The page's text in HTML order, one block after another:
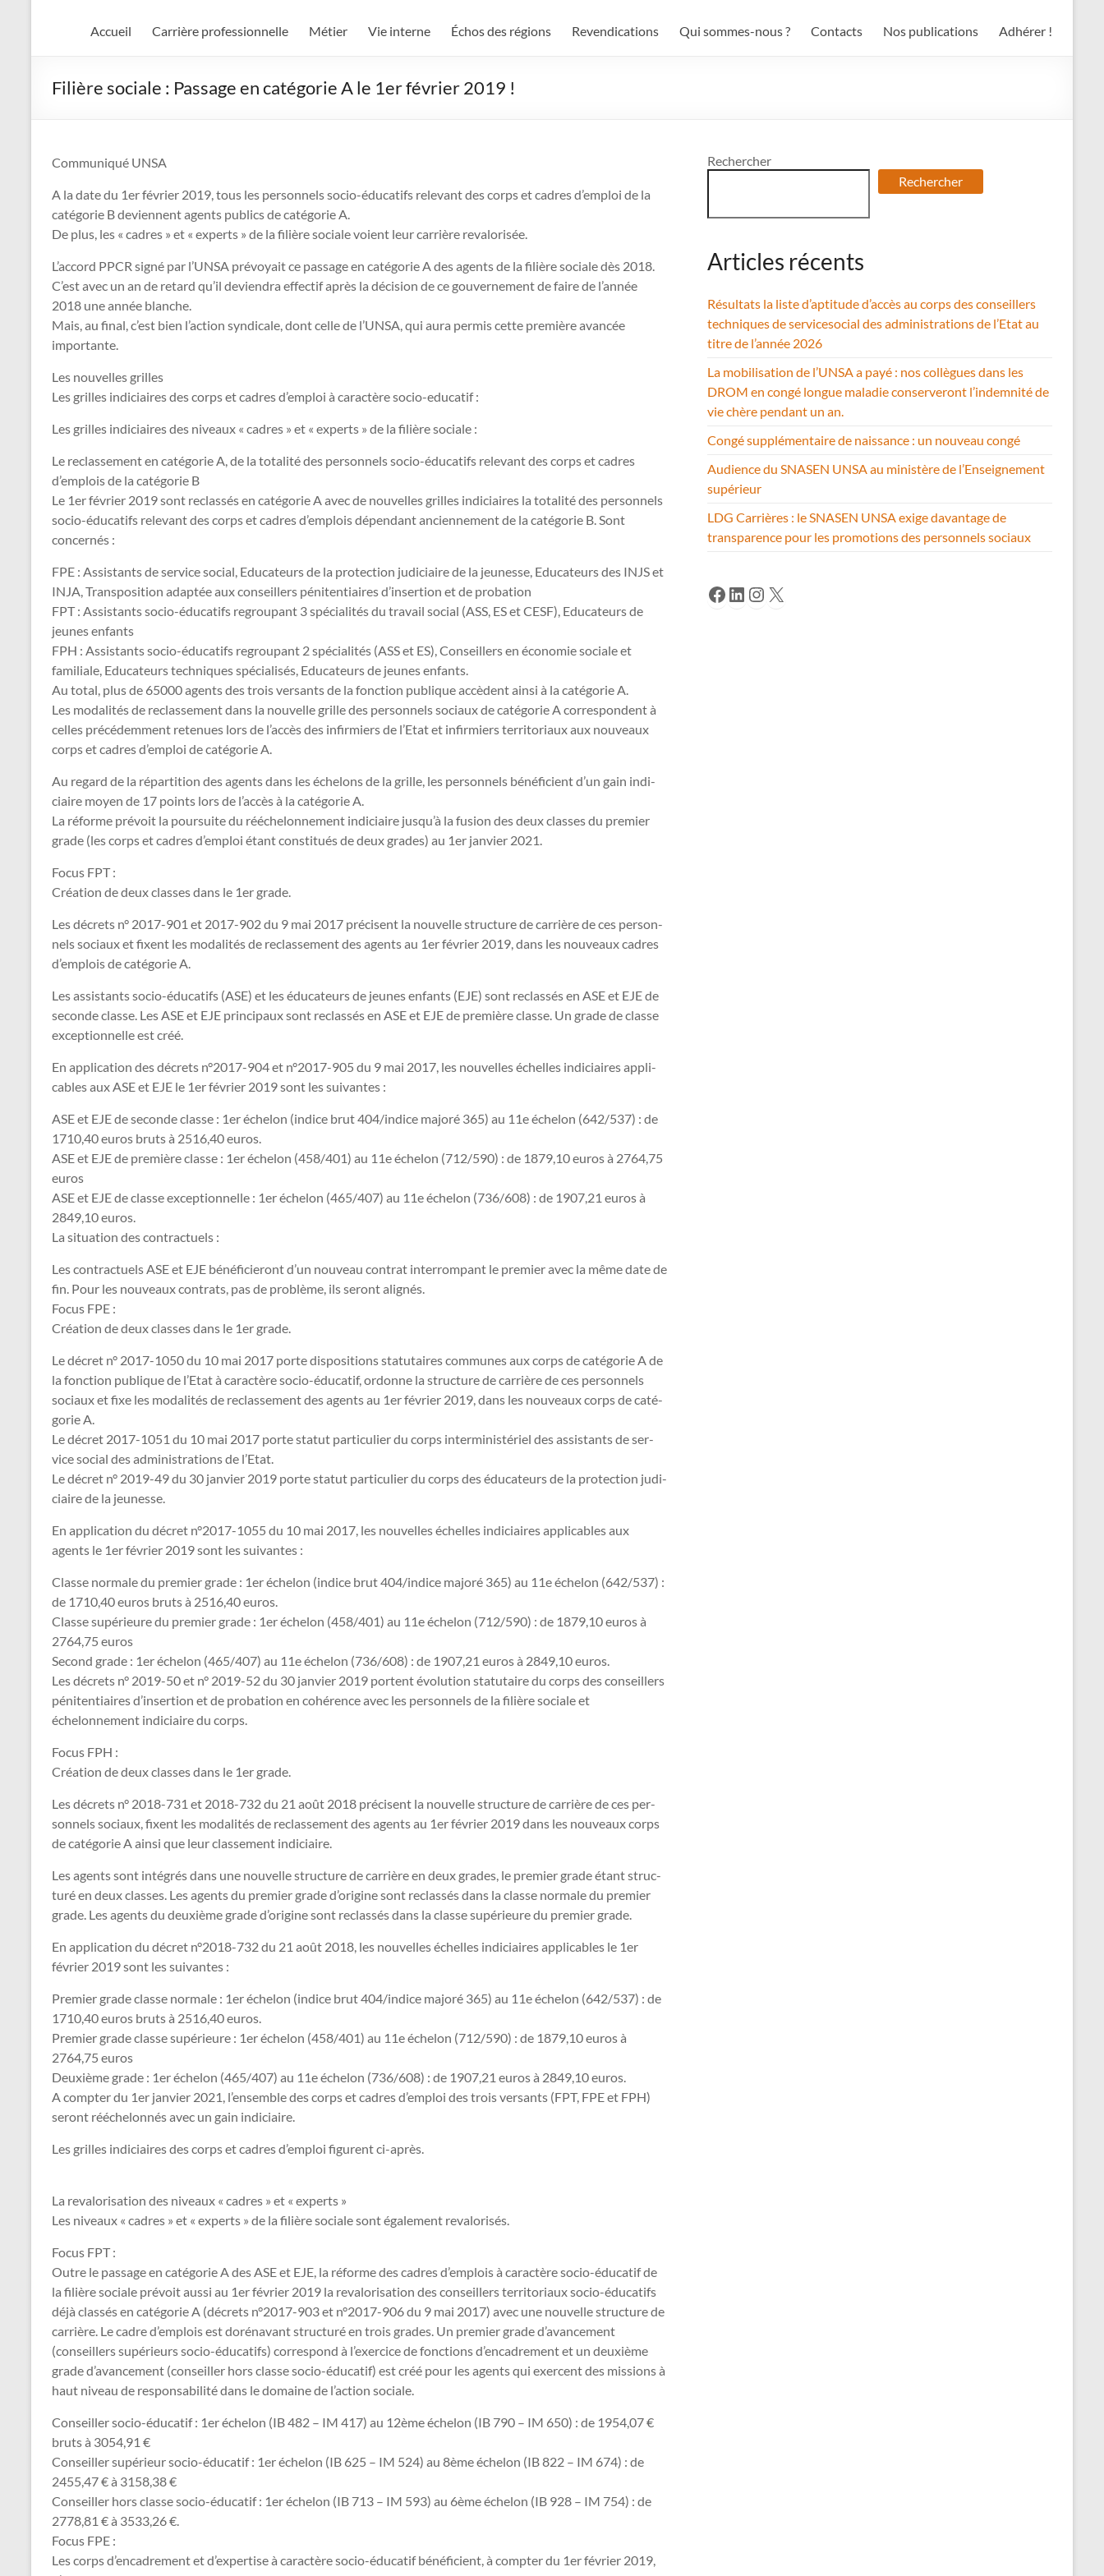
Accueil Carrière professionnelle Métier Vie interne Échos des régions Revendications Qui sommes-nous ? Contacts Nos publications Adhérer !
Filière sociale : Passage en catégorie A le 1er février 2019 !
Communiqué UNSA
A la date du 1er février 2019, tous les personnels socio-éducatifs relevant des corps et cadres d’emploi de la
catégorie B deviennent agents publics de catégorie A.
De plus, les « cadres » et « experts » de la filière sociale voient leur carrière revalorisée.
L’accord PPCR signé par l’UNSA prévoyait ce passage en catégorie A des agents de la filière sociale dès 2018.
C’est avec un an de retard qu’il deviendra effectif après la décision de ce gouvernement de faire de l’année
2018 une année blanche.
Mais, au final, c’est bien l’action syndicale, dont celle de l’UNSA, qui aura permis cette première avancée
importante.
Les nouvelles grilles
Les grilles indiciaires des corps et cadres d’emploi à caractère socio-educatif :
Les grilles indiciaires des niveaux « cadres » et « experts » de la filière sociale :
Le reclassement en catégorie A, de la totalité des personnels socio-éducatifs relevant des corps et cadres
d’emplois de la catégorie B
Le 1er février 2019 sont reclas­sés en caté­go­rie A avec de nou­vel­les grilles indi­ciai­res la tota­lité des per­son­nels
socio-éducatifs rele­vant des corps et cadres d’emplois dépen­dant ancien­ne­ment de la caté­go­rie B. Sont
concer­nés :
FPE : Assistants de service social, Educateurs de la protection judiciaire de la jeunesse, Educateurs des INJS et
INJA, Transposition adaptée aux conseillers pénitentiaires d’insertion et de probation
FPT : Assistants socio-éducatifs regroupant 3 spécialités du travail social (ASS, ES et CESF), Educateurs de
jeunes enfants
FPH : Assistants socio-éducatifs regroupant 2 spécialités (ASS et ES), Conseillers en économie sociale et
familiale, Educateurs techniques spécialisés, Educateurs de jeunes enfants.
Au total, plus de 65000 agents des trois ver­sants de la fonc­tion publi­que accè­dent ainsi à la caté­go­rie A.
Les moda­li­tés de reclas­se­ment dans la nou­velle grille des per­son­nels sociaux de caté­go­rie A cor­res­pon­dent à
celles pré­cé­dem­ment rete­nues lors de l’accès des infir­miers de l’Etat et infir­miers ter­ri­to­riaux aux nou­veaux
corps et cadres d’emploi de caté­go­rie A.
Au regard de la répar­ti­tion des agents dans les échelons de la grille, les per­son­nels béné­fi­cient d’un gain indi­
ciaire moyen de 17 points lors de l’accès à la caté­go­rie A.
La réforme pré­voit la pour­suite du réé­che­lon­ne­ment indi­ciaire jusqu’à la fusion des deux clas­ses du pre­mier
grade (les corps et cadres d’emploi étant cons­ti­tués de deux grades) au 1er jan­vier 2021.
Focus FPT :
Création de deux clas­ses dans le 1er grade.
Les décrets n° 2017-901 et 2017-902 du 9 mai 2017 pré­ci­sent la nou­velle struc­ture de car­rière de ces per­son­
nels sociaux et fixent les moda­li­tés de reclas­se­ment des agents au 1er fé­vrier 2019, dans les nou­veaux cadres
d’emplois de caté­go­rie A.
Les assis­tants socio-éducatifs (ASE) et les éducateurs de jeunes enfants (EJE) sont reclas­sés en ASE et EJE de
seconde classe. Les ASE et EJE prin­ci­paux sont reclas­sés en ASE et EJE de pre­mière classe. Un grade de classe
excep­tion­nelle est créé.
En appli­ca­tion des décrets n°2017-904 et n°2017-905 du 9 mai 2017, les nou­vel­les échelles indi­ciai­res appli­
ca­bles aux ASE et EJE le 1er février 2019 sont les sui­van­tes :
ASE et EJE de seconde classe : 1er échelon (indice brut 404/indice majoré 365) au 11e échelon (642/537) : de
1710,40 euros bruts à 2516,40 euros.
ASE et EJE de première classe : 1er échelon (458/401) au 11e échelon (712/590) : de 1879,10 euros à 2764,75
euros
ASE et EJE de classe exceptionnelle : 1er échelon (465/407) au 11e échelon (736/608) : de 1907,21 euros à
2849,10 euros.
La situa­tion des contrac­tuels :
Les contractuels ASE et EJE bénéficieront d’un nouveau contrat interrompant le premier avec la même date de
fin. Pour les nouveaux contrats, pas de problème, ils seront alignés.
Focus FPE :
Création de deux clas­ses dans le 1er grade.
Le décret n° 2017-1050 du 10 mai 2017 porte dis­po­si­tions sta­tu­tai­res com­mu­nes aux corps de caté­go­rie A de
la fonc­tion publi­que de l’Etat à carac­tère socio-éducatif, ordonne la struc­ture de car­rière de ces per­son­nels
sociaux et fixe les moda­li­tés de reclas­se­ment des agents au 1er février 2019, dans les nou­veaux corps de caté­
go­rie A.
Le décret 2017-1051 du 10 mai 2017 porte statut par­ti­cu­lier du corps inter­mi­nis­té­riel des assis­tants de ser­
vice social des admi­nis­tra­tions de l’Etat.
Le décret n° 2019-49 du 30 jan­vier 2019 porte statut par­ti­cu­lier du corps des éducateurs de la pro­tec­tion judi­
ciaire de la jeu­nesse.
En appli­ca­tion du décret n°2017-1055 du 10 mai 2017, les nou­vel­les échelles indi­ciai­res appli­ca­bles aux
agents le 1er février 2019 sont les sui­van­tes :
Classe normale du premier grade : 1er échelon (indice brut 404/indice majoré 365) au 11e échelon (642/537) :
de 1710,40 euros bruts à 2516,40 euros.
Classe supérieure du premier grade : 1er échelon (458/401) au 11e échelon (712/590) : de 1879,10 euros à
2764,75 euros
Second grade : 1er échelon (465/407) au 11e échelon (736/608) : de 1907,21 euros à 2849,10 euros.
Les décrets n° 2019-50 et n° 2019-52 du 30 jan­vier 2019 por­tent évolution sta­tu­taire du corps des conseillers
péni­ten­tiai­res d’inser­tion et de pro­ba­tion en cohé­rence avec les per­son­nels de la filière sociale et
échelonnement indi­ciaire du corps.
Focus FPH :
Création de deux clas­ses dans le 1er grade.
Les décrets n° 2018-731 et 2018-732 du 21 août 2018 pré­ci­sent la nou­velle struc­ture de car­rière de ces per­
son­nels sociaux, fixent les moda­li­tés de reclas­se­ment des agents au 1er fé­vrier 2019 dans les nou­veaux corps
de caté­go­rie A ainsi que leur clas­se­ment indi­ciaire.
Les agents sont inté­grés dans une nou­velle struc­ture de car­rière en deux grades, le pre­mier grade étant struc­
turé en deux clas­ses. Les agents du pre­mier grade d’ori­gine sont reclas­sés dans la classe nor­male du pre­mier
grade. Les agents du deuxième grade d’ori­gine sont reclas­sés dans la classe supé­rieure du pre­mier grade.
En appli­ca­tion du décret n°2018-732 du 21 août 2018, les nou­vel­les échelles indi­ciai­res appli­ca­bles le 1er
février 2019 sont les sui­van­tes :
Premier grade classe normale : 1er échelon (indice brut 404/indice majoré 365) au 11e échelon (642/537) : de
1710,40 euros bruts à 2516,40 euros.
Premier grade classe supérieure : 1er échelon (458/401) au 11e échelon (712/590) : de 1879,10 euros à
2764,75 euros
Deuxième grade : 1er échelon (465/407) au 11e échelon (736/608) : de 1907,21 euros à 2849,10 euros.
A comp­ter du 1er jan­vier 2021, l’ensem­ble des corps et cadres d’emploi des trois ver­sants (FPT, FPE et FPH)
seront réé­che­lon­nés avec un gain indi­ciaire.
Les grilles indi­ciai­res des corps et cadres d’emploi figu­rent ci-après.
La revalorisation des niveaux « cadres » et « experts »
Les niveaux « cadres » et « experts » de la filière sociale sont également reva­lo­ri­sés.
Focus FPT :
Outre le pas­sage en caté­go­rie A des ASE et EJE, la ré­forme des cadres d’emplois à carac­tère socio-édu­ca­tif de
la filière sociale pré­voit aussi au 1er février 2019 la reva­lo­ri­sa­tion des conseillers ter­ri­to­riaux socio-édu­ca­tifs
déjà clas­sés en caté­go­rie A (décrets n°2017-903 et n°2017-906 du 9 mai 2017) avec une nou­velle struc­ture de
car­rière. Le cadre d’emplois est doré­na­vant struc­tu­ré en trois grades. Un pre­mier grade d’avan­ce­ment
(conseillers supé­rieurs socio-édu­ca­tifs) cor­res­pond à l’exer­cice de fonc­tions d’enca­dre­ment et un deuxième
grade d’avan­ce­ment (conseiller hors classe socio-édu­ca­tif) est créé pour les agents qui exer­cent des mis­sions à
haut niveau de res­pon­sa­bi­li­té dans le domaine de l’action sociale.
Conseiller socio-éducatif : 1er échelon (IB 482 – IM 417) au 12ème échelon (IB 790 – IM 650) : de 1954,07 €
bruts à 3054,91 €
Conseiller supérieur socio-éducatif : 1er échelon (IB 625 – IM 524) au 8ème échelon (IB 822 – IM 674) : de
2455,47 € à 3158,38 €
Conseiller hors classe socio-éducatif : 1er échelon (IB 713 – IM 593) au 6ème échelon (IB 928 – IM 754) : de
2778,81 € à 3533,26 €.
Focus FPE :
Les corps d’enca­dre­ment et d’exper­tise à carac­tère socio-éducatif béné­fi­cient, à comp­ter du 1er février 2019,
Rechercher
Rechercher
Articles récents
Résultats la liste d’aptitude d’accès au corps des conseillers
techniques de servicesocial des administrations de l’Etat au
titre de l’année 2026
La mobilisation de l’UNSA a payé : nos collègues dans les
DROM en congé longue maladie conserveront l’indemnité de
vie chère pendant un an.
Congé supplémentaire de naissance : un nouveau congé
Audience du SNASEN UNSA au ministère de l’Enseignement
supérieur
LDG Carrières : le SNASEN UNSA exige davantage de
transparence pour les promotions des personnels sociaux
Facebook
LinkedIn
Instagram
X